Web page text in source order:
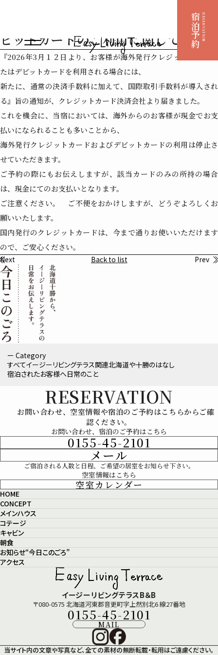
RESERVATION
宿泊予約
ー Category
すべてイージーリビングテラス関連北海道や十勝のはなし
宿泊されたお客様へ日常のこと
海外発行クレジットカードまたはデ
ビットカードのご利用に関して。
『2026年3月１２日より、お客様が海外発行クレジットカードま
たはデビットカードを利用される場合には、
新たに、通常の決済手数料に加えて、国際取引手数料が導入され
る』旨の通知が、クレジットカード決済会社より届きました。
これを機会に、当宿においては、海外からのお客様が現金でお支
払いになられることも多いことから、
海外発行クレジットカードおよびデビットカードの利用は停止さ
せていただきます。
ご予約の際にもお伝えしますが、該当カードのみの所持の場合
は、現金にてのお支払いとなります。
ご注意ください。 ご不便をおかけしますが、どうぞよろしくお
願いいたします。
国内発行のクレジットカードは、今まで通りお使いいただけます
ので、ご安心ください。
Next Back to list Prev
RESERVATION
お問い合わせ、空室情報や宿泊のご予約はこちらからご確
認ください。
お問い合わせ、宿泊のご予約はこちら
0155-45-2101
メール
ご宿泊される人数と日程、ご希望の居室をお知らせ下さい。
空室情報はこちら
空室カレンダー
HOME
CONCEPT
メインハウス
コテージ
キャビン
朝食
お知らせ“今日このごろ”
アクセス
イージーリビングテラスB＆B
〒080-0575 北海道河東郡音更町字上然別北6 線27番地
0155-45-2101
MAIL
当サイト内の文章や写真など、全ての素材の無断転載・転用はご遠慮ください。